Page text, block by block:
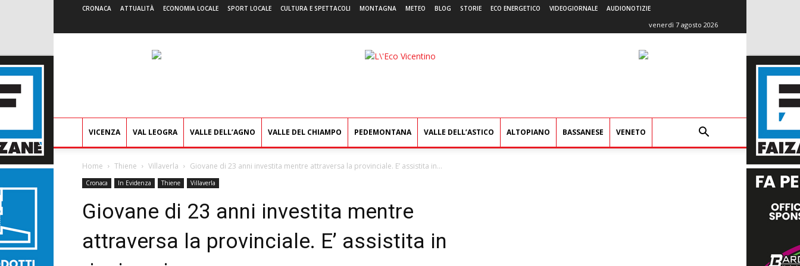
CRONACA ATTUALITÀ ECONOMIA LOCALE SPORT LOCALE CULTURA E SPETTACOLI MONTAGNA METEO BLOG STORIE ECO ENERGETICO VIDEOGIORNALE AUDIONOTIZIE
venerdì 7 agosto 2026
L'Eco
VICENZA VAL LEOGRA VALLE DELL’AGNO VALLE DEL CHIAMPO PEDEMONTANA VALLE DELL’ASTICO ALTOPIANO BASSANESE VENETO
Home Thiene Villaverla Giovane di 23 anni investita mentre attraversa la provinciale. E’ assistita in...
Cronaca In Evidenza Thiene Villaverla
Giovane di 23 anni investita mentre
attraversa la provinciale. E’ assistita in